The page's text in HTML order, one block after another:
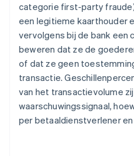
categorie first-party
een legitieme kaarthouder
vervolgens bij de bank een
beweren dat ze de
of dat ze geen
transactie.
van het transactievolume
waarschuwingssignaal,
per betaaldienstverlener en